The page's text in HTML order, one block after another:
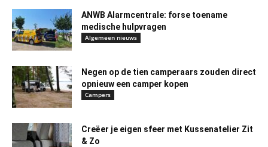
ANWB Alarmcentrale: forse toename
medische hulpvragen
Algemeen nieuws
Negen op de tien camperaars zouden direct
opnieuw een camper kopen
Campers
Creëer je eigen sfeer met Kussenatelier Zit
& Zo